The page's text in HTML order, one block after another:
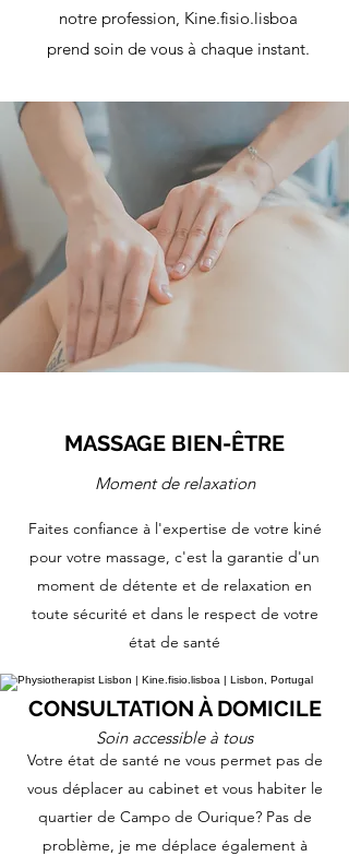
notre profession, Kine.fisio.lisboa
prend soin de vous à chaque instant.
MASSAGE BIEN-ÊTRE
Moment de relaxation
Faites confiance à l'expertise de votre kiné
pour votre massage, c'est la garantie d'un
moment de détente et de relaxation en
toute sécurité et dans le respect de votre
état de santé
CONSULTATION À DOMICILE
Soin accessible à tous
Votre état de santé ne vous permet pas de
vous déplacer au cabinet et vous habiter le
quartier de Campo de Ourique? Pas de
problème, je me déplace également à